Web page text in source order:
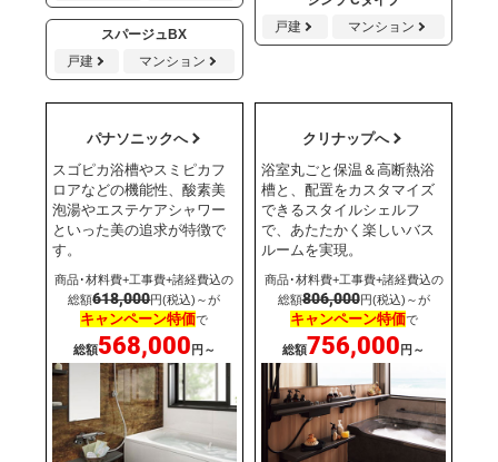
スパージュBX
戸建
マンション
戸建
マンション
パナソニックへ
スゴピカ浴槽やスミピカフ
ロアなどの機能性、酸素美
泡湯やエステケアシャワー
といった美の追求が特徴で
す。
商品･材料費+工事費+諸経費込の
総額618,000円(税込)～が
キャンペーン特価で
総額568,000 円～
クリナップへ
浴室丸ごと保温＆高断熱浴
槽と、配置をカスタマイズ
できるスタイルシェルフ
で、あたたかく楽しいバス
ルームを実現。
商品･材料費+工事費+諸経費込の
総額806,000円(税込)～が
キャンペーン特価で
総額756,000 円～